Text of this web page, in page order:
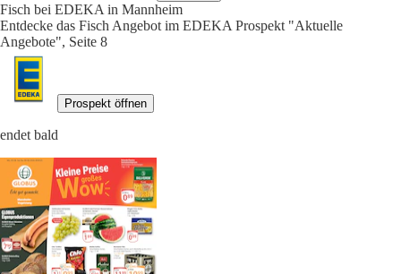
Fisch bei EDEKA in Mannheim
Entdecke das Fisch Angebot im EDEKA Prospekt "Aktuelle
Angebote", Seite 8
Prospekt öffnen
endet bald